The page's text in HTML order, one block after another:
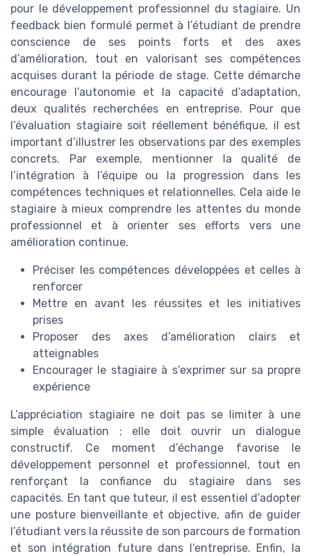
pour le développement professionnel du stagiaire. Un
feedback bien formulé permet à l’étudiant de prendre
conscience de ses points forts et des axes
d’amélioration, tout en valorisant ses compétences
acquises durant la période de stage. Cette démarche
encourage l’autonomie et la capacité d’adaptation,
deux qualités recherchées en entreprise. Pour que
l’évaluation stagiaire soit réellement bénéfique, il est
important d’illustrer les observations par des exemples
concrets. Par exemple, mentionner la qualité de
l’intégration à l’équipe ou la progression dans les
compétences techniques et relationnelles. Cela aide le
stagiaire à mieux comprendre les attentes du monde
professionnel et à orienter ses efforts vers une
amélioration continue.
Préciser les compétences développées et celles à
renforcer
Mettre en avant les réussites et les initiatives
prises
Proposer des axes d’amélioration clairs et
atteignables
Encourager le stagiaire à s’exprimer sur sa propre
expérience
L’appréciation stagiaire ne doit pas se limiter à une
simple évaluation ; elle doit ouvrir un dialogue
constructif. Ce moment d’échange favorise le
développement personnel et professionnel, tout en
renforçant la confiance du stagiaire dans ses
capacités. En tant que tuteur, il est essentiel d’adopter
une posture bienveillante et objective, afin de guider
l’étudiant vers la réussite de son parcours de formation
et son intégration future dans l’entreprise. Enfin, la